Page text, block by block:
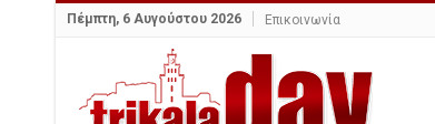
Πέμπτη, 6 Αυγούστου 2026 Επικοινωνία